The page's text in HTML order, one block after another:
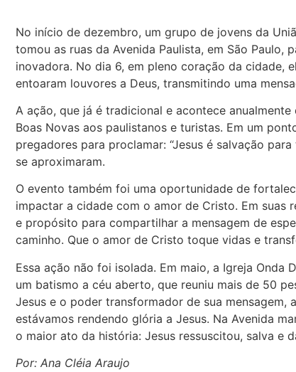
No início de dezembro, um grupo de jovens da
tomou as ruas da Avenida Paulista, em São
inovadora. No dia 6, em pleno coração da cidade,
entoaram louvores a Deus, transmitindo uma
A ação, que já é tradicional e acontece
Boas Novas aos paulistanos e turistas. Em um
pregadores para proclamar: “Jesus é salvação
se aproximaram.
O evento também foi uma oportunidade de
impactar a cidade com o amor de Cristo. Em suas
e propósito para compartilhar a mensagem de
caminho. Que o amor de Cristo toque vidas e
Essa ação não foi isolada. Em maio, a Igreja Onda
um batismo a céu aberto, que reuniu mais de 50
Jesus e o poder transformador de sua mensagem,
estávamos rendendo glória a Jesus. Na Avenida
o maior ato da história: Jesus ressuscitou, salva e
Por: Ana Cléia Araujo